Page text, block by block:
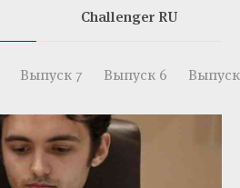
Challenger RU
Выпуск 7 Выпуск 6